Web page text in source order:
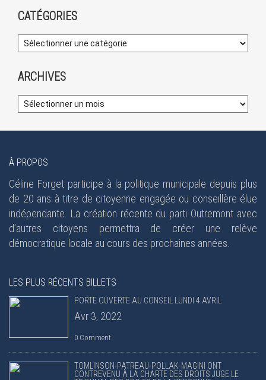
CATÉGORIES
ARCHIVES
À PROPOS
Céline Forget participe à la politique municipale depuis plus
de 20 ans à titre de citoyenne engagée ou conseillère élue
indépendante. La création récente du parti Outremont avec
d’autres citoyens permettra de créer une relève
démocratique locale au cours des prochaines années.
LES PLUS RÉCENTS BILLETS
PORTE OUVERTE AU CONSEIL LUNDI 4 AVRIL
Avr 3, 2022
0 Comment
TOMLINSON-PATREAU-POLLAK-MAGINI ONT
CONTREVENU À LA CHARTE DES DROITS JUGE LE